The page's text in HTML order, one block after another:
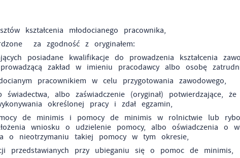
kształcenia młodocianego pracownika,
za zgodność z oryginałem:
posiadane kwalifikacje do prowadzenia kształcenia
zakład w imieniu pracodawcy albo osobę
pracownikiem w celu przygotowania zawodowego,
albo zaświadczenie (oryginał) potwierdzające, że
określonej pracy i zdał egzamin,
de minimis i pomocy de minimis w rolnictwie lub
wniosku o udzielenie pomocy, albo oświadczenia o
o nieotrzymaniu takiej pomocy w tym okresie,
przedstawianych przy ubieganiu się o pomoc de minimis,
w charakterze pośredników prezentujących nasze treści w